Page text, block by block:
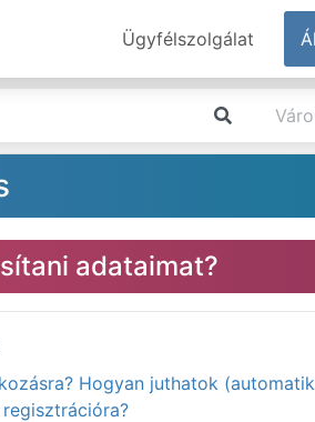
Ügyfélszolgálat
adataimat?
Hogyan juthatok